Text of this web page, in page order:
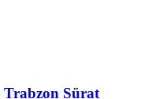
Trabzon Sürat